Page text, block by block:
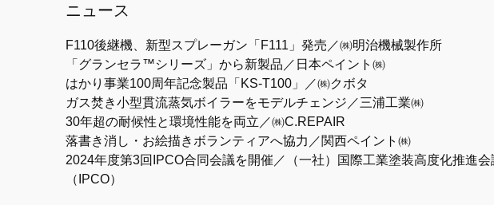
ニュース
F110後継機、新型スプレーガン「F111」発売／㈱明治機械製作所
「グランセラ™シリーズ」から新製品／日本ペイント㈱
はかり事業100周年記念製品「KS-T100」／㈱クボタ
ガス焚き小型貫流蒸気ボイラーをモデルチェンジ／三浦工業㈱
30年超の耐候性と環境性能を両立／㈱C.REPAIR
落書き消し・お絵描きボランティアへ協力／関西ペイント㈱
2024年度第3回IPCO合同会議を開催／（一社）国際工業塗装高度化推進会
（IPCO）